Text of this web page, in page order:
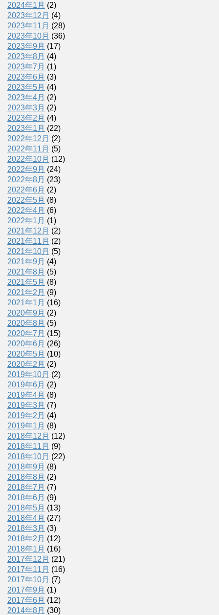
2024年1月 (2)
2023年12月 (4)
2023年11月 (28)
2023年10月 (36)
2023年9月 (17)
2023年8月 (4)
2023年7月 (1)
2023年6月 (3)
2023年5月 (4)
2023年4月 (2)
2023年3月 (2)
2023年2月 (4)
2023年1月 (22)
2022年12月 (2)
2022年11月 (5)
2022年10月 (12)
2022年9月 (24)
2022年8月 (23)
2022年6月 (2)
2022年5月 (8)
2022年4月 (6)
2022年1月 (1)
2021年12月 (2)
2021年11月 (2)
2021年10月 (5)
2021年9月 (4)
2021年8月 (5)
2021年5月 (8)
2021年2月 (9)
2021年1月 (16)
2020年9月 (2)
2020年8月 (5)
2020年7月 (15)
2020年6月 (26)
2020年5月 (10)
2020年2月 (2)
2019年10月 (2)
2019年6月 (2)
2019年4月 (8)
2019年3月 (7)
2019年2月 (4)
2019年1月 (8)
2018年12月 (12)
2018年11月 (9)
2018年10月 (22)
2018年9月 (8)
2018年8月 (2)
2018年7月 (7)
2018年6月 (9)
2018年5月 (13)
2018年4月 (27)
2018年3月 (3)
2018年2月 (12)
2018年1月 (16)
2017年12月 (21)
2017年11月 (16)
2017年10月 (7)
2017年9月 (1)
2017年6月 (12)
2014年8月 (30)